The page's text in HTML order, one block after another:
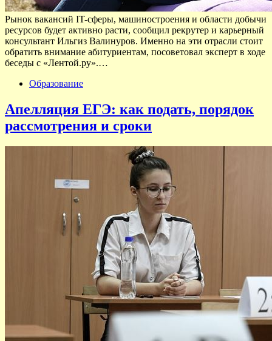
Рынок вакансий IT-сферы, машиностроения и области добычи
ресурсов будет активно расти, сообщил рекрутер и карьерный
консультант Ильгиз Валинуров. Именно на эти отрасли стоит
обратить внимание абитуриентам, посоветовал эксперт в ходе
беседы с «Лентой.ру».…
Образование
Апелляция ЕГЭ: как подать, порядок
рассмотрения и сроки